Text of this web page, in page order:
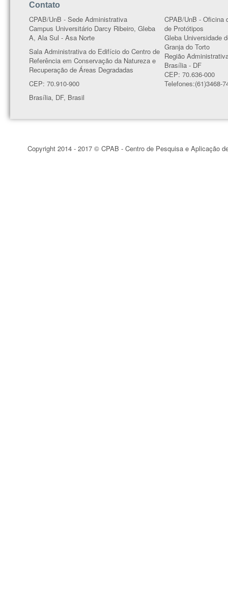
Contato
CPAB/UnB - Sede Administrativa
Campus Universitário Darcy Ribeiro, Gleba
A, Ala Sul - Asa Norte
Sala Administrativa do Edifício do Centro de
Referência em Conservação da Natureza e
Recuperação de Áreas Degradadas
CEP: 70.910-900
Brasília, DF, Brasil
CPAB/UnB - Oficina
de Protótipos
Gleba Universidade
Granja do Torto
Região
Brasília - DF
CEP: 70.636-000
Telefones:(61)3468-
Copyright 2014 - 2017 © CPAB - Centro de Pesquisa e Aplicação